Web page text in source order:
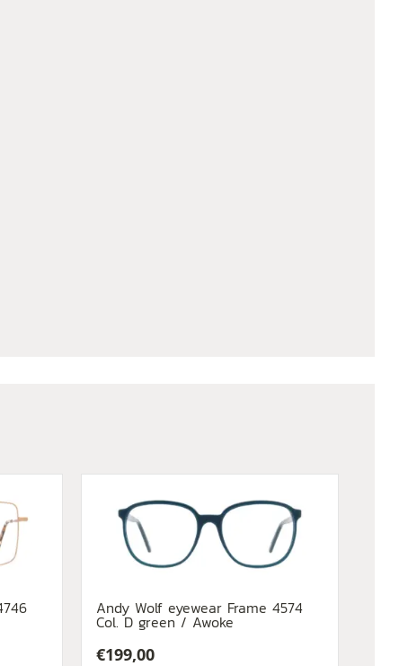
Andy Wolf eyewear Frame 4574
Col. D green / Awoke
€199,00